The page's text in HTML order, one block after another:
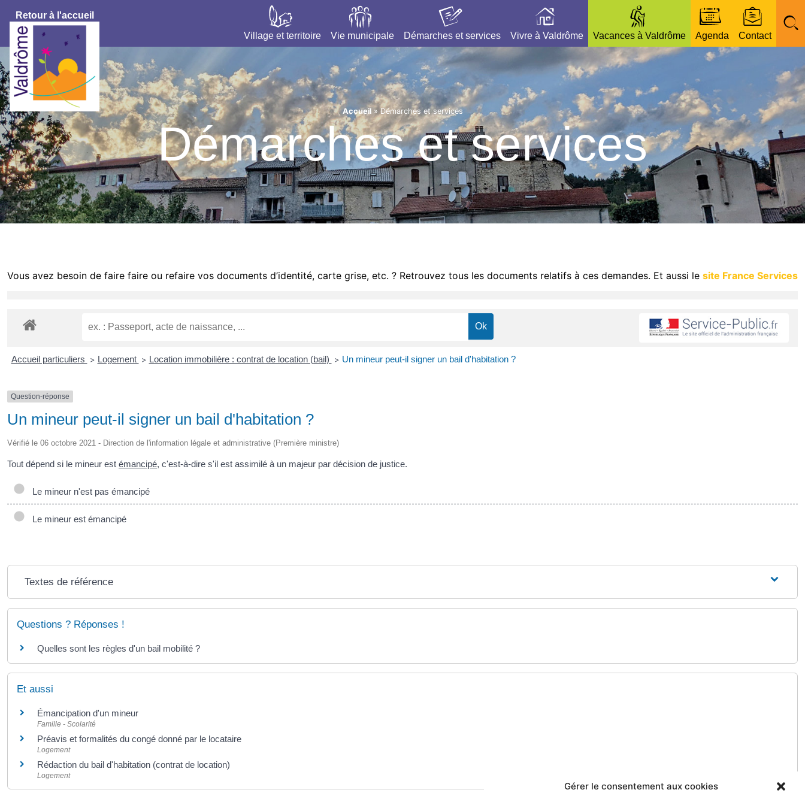
Gérer le consentement aux cookies
Retour à l'accueil
Village et territoire
Vie municipale Démarches et services Vivre à Valdrôme Vacances à Valdrôme Agenda Contact
Accueil»Démarches et services
Démarches et services
Vous avez besoin de faire faire ou refaire vos documents d’identité, carte grise, etc. ? Retrouvez tous les documents relatifs à ces demandes. Et aussi le site France Services
Accueil particuliers > Logement > Location immobilière : contrat de location (bail) > Un mineur peut-il signer un bail d'habitation ?
Question-réponse
Un mineur peut-il signer un bail d'habitation ?
Vérifié le 06 octobre 2021 - Direction de l'information légale et administrative (Première ministre)
Tout dépend si le mineur est émancipé, c'est-à-dire s'il est assimilé à un majeur par décision de justice.
Le mineur n'est pas émancipé
Le mineur est émancipé
Textes de référence
Questions ? Réponses !
Quelles sont les règles d'un bail mobilité ?
Et aussi
Émancipation d'un mineur
Famille - Scolarité
Préavis et formalités du congé donné par le locataire
Logement
Rédaction du bail d'habitation (contrat de location)
Logement